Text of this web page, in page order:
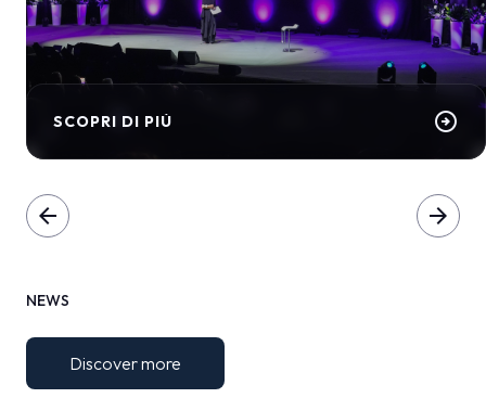
SCOPRI DI PIÙ arrow_circle_right
arrow_back arrow_forward
NEWS
Discover more